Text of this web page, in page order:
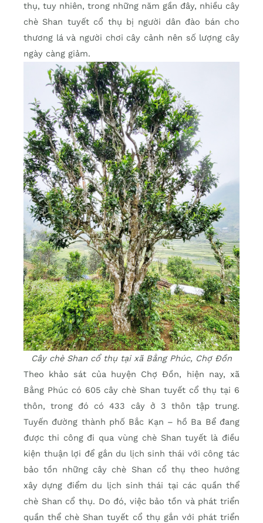
thụ, tuy nhiên, trong những năm gần đây, nhiều cây
chè Shan tuyết cổ thụ bị người dân đào bán cho
thương lá và người chơi cây cảnh nên số lượng cây
ngày càng giảm.
Cây chè Shan cổ thụ tại xã Bằng Phúc, Chợ Đồn
Theo khảo sát của huyện Chợ Đồn, hiện nay, xã
Bằng Phúc có 605 cây chè Shan tuyết cổ thụ tại 6
thôn, trong đó có 433 cây ở 3 thôn tập trung.
Tuyến đường thành phố Bắc Kạn – hồ Ba Bể đang
được thi công đi qua vùng chè Shan tuyết là điều
kiện thuận lợi để gắn du lịch sinh thái với công tác
bảo tồn những cây chè Shan cổ thụ theo hướng
xây dựng điểm du lịch sinh thái tại các quần thể
chè Shan cổ thụ. Do đó, việc bảo tồn và phát triển
quần thể chè Shan tuyết cổ thụ gắn với phát triển